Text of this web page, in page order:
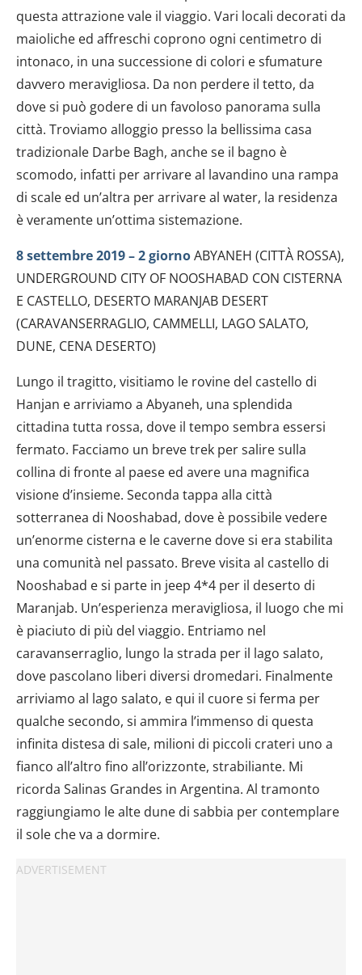
questa attrazione vale il viaggio. Vari locali decorati da
maioliche ed affreschi coprono ogni centimetro di
intonaco, in una successione di colori e sfumature
davvero meravigliosa. Da non perdere il tetto, da
dove si può godere di un favoloso panorama sulla
città. Troviamo alloggio presso la bellissima casa
tradizionale Darbe Bagh, anche se il bagno è
scomodo, infatti per arrivare al lavandino una rampa
di scale ed un’altra per arrivare al water, la residenza
è veramente un’ottima sistemazione.
8 settembre 2019 – 2 giornoABYANEH (CITTÀ ROSSA),
UNDERGROUND CITY OF NOOSHABAD CON CISTERNA
E CASTELLO, DESERTO MARANJAB DESERT
(CARAVANSERRAGLIO, CAMMELLI, LAGO SALATO,
DUNE, CENA DESERTO)
Lungo il tragitto, visitiamo le rovine del castello di
Hanjan e arriviamo a Abyaneh, una splendida
cittadina tutta rossa, dove il tempo sembra essersi
fermato. Facciamo un breve trek per salire sulla
collina di fronte al paese ed avere una magnifica
visione d’insieme. Seconda tappa alla città
sotterranea di Nooshabad, dove è possibile vedere
un’enorme cisterna e le caverne dove si era stabilita
una comunità nel passato. Breve visita al castello di
Nooshabad e si parte in jeep 4*4 per il deserto di
Maranjab. Un’esperienza meravigliosa, il luogo che mi
è piaciuto di più del viaggio. Entriamo nel
caravanserraglio, lungo la strada per il lago salato,
dove pascolano liberi diversi dromedari. Finalmente
arriviamo al lago salato, e qui il cuore si ferma per
qualche secondo, si ammira l’immenso di questa
infinita distesa di sale, milioni di piccoli crateri uno a
fianco all’altro fino all’orizzonte, strabiliante. Mi
ricorda Salinas Grandes in Argentina. Al tramonto
raggiungiamo le alte dune di sabbia per contemplare
il sole che va a dormire.